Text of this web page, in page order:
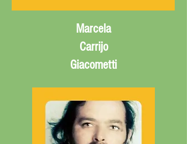
Marcela
Carrijo
Giacometti